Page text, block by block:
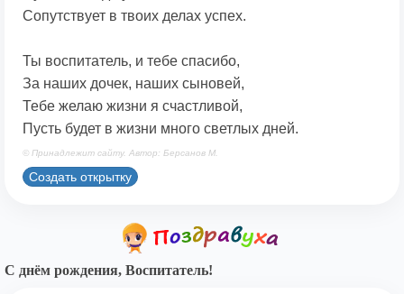
Сопутствует в твоих делах успех.
Ты воспитатель, и тебе спасибо,
За наших дочек, наших сыновей,
Тебе желаю жизни я счастливой,
Пусть будет в жизни много светлых дней.
© Принадлежит сайту. Автор: Берсанов М.
Создать открытку
С днём рождения, Воспитатель!